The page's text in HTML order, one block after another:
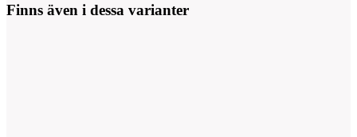
Finns även i dessa varianter